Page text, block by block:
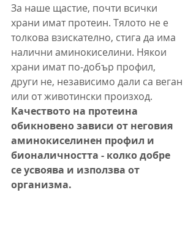
За наше щастие, почти всички
храни имат протеин. Тялото не е
толкова взискателно, стига да има
налични аминокиселини. Някои
храни имат по-добър профил,
други не, независимо дали са веган
или от животински произход.
Качеството на протеина
обикновено зависи от неговия
аминокиселинен профил и
бионаличността - колко добре
се усвоява и използва от
организма.